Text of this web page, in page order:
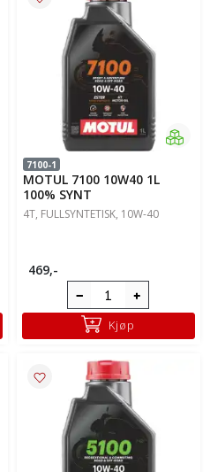
7100-1
MOTUL 7100 10W40 1L
100% SYNT
4T, FULLSYNTETISK, 10W-40
469,-
Kjøp